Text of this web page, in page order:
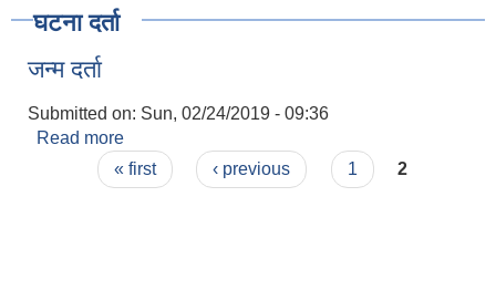
घटना दर्ता
जन्म दर्ता
Submitted on: Sun, 02/24/2019 - 09:36
Read more
Pages« first ‹ previous 1 2